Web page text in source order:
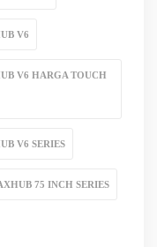
V6
V6 HARGA TOUCH
V6 SERIES
75 INCH SERIES